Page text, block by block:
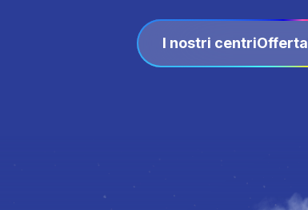
I nostri centriOfferta